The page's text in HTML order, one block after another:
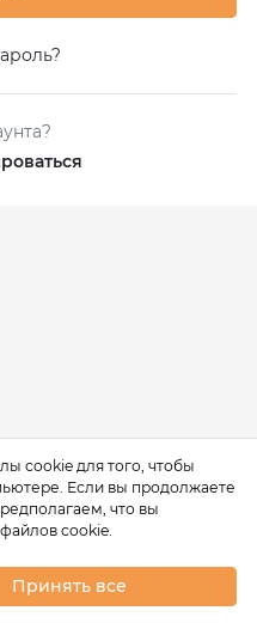
cookie для того, чтобы
Если вы продолжаете
что вы
cookie.
Принять все